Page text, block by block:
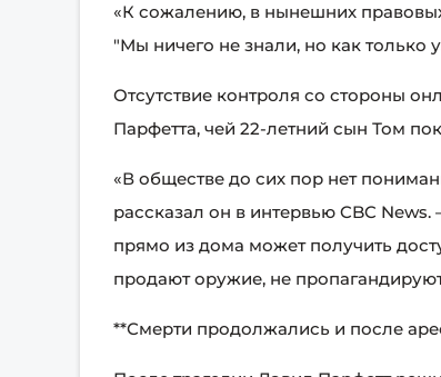
«К сожалению, в нынешних
"Мы ничего не знали, но как только
Отсутствие контроля со стороны
Парфетта, чей 22-летний сын Том
«В обществе до сих пор нет
рассказал он в интервью CBC
прямо из дома может получить
продают оружие, не
**Смерти продолжались и после